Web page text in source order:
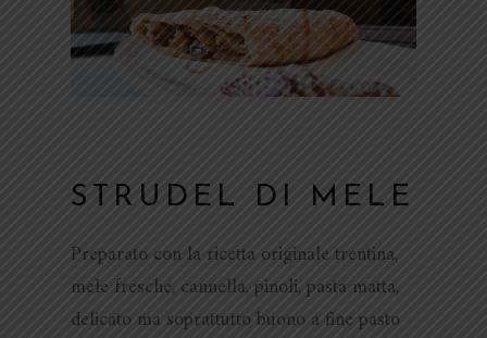
STRUDEL DI MELE
Preparato con la ricetta originale trentina,
mele fresche, cannella, pinoli, pasta matta,
delicato ma soprattutto buono a fine pasto